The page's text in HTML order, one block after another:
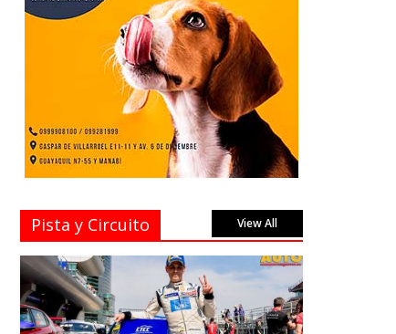
Pista y Circuito View All